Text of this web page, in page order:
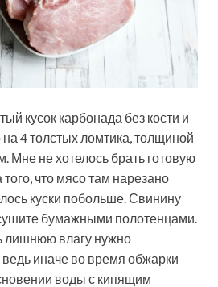
кусок карбонада без кости и
на 4 толстых ломтика, толщиной
Мне не хотелось брать готовую
того, что мясо там нарезано
куски побольше. Свинину
бумажными полотенцами.
лишнюю влагу нужно
ведь иначе во время обжарки
воды с кипящим